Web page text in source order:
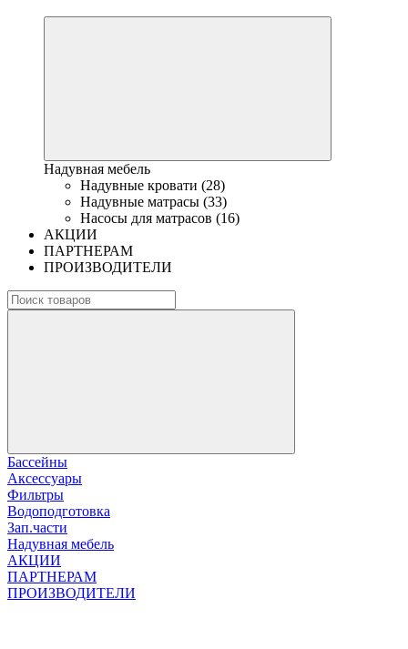
Надувная мебель
Надувные кровати (28)
Надувные матрасы (33)
Насосы для матрасов (16)
АКЦИИ
ПАРТНЕРАМ
ПРОИЗВОДИТЕЛИ
Бассейны
Аксессуары
Фильтры
Водоподготовка
Зап.части
Надувная мебель
АКЦИИ
ПАРТНЕРАМ
ПРОИЗВОДИТЕЛИ